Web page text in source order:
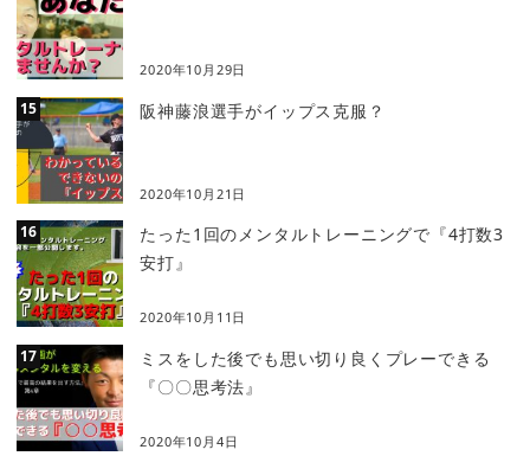
2020年10月29日
阪神藤浪選手がイップス克服？
2020年10月21日
たった1回のメンタルトレーニングで『4打数3
安打』
2020年10月11日
ミスをした後でも思い切り良くプレーできる
『〇〇思考法』
2020年10月4日